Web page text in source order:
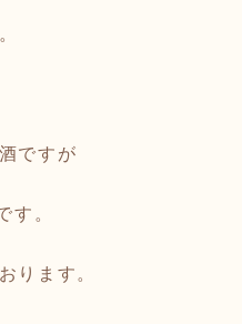
ですが
す。
ります。